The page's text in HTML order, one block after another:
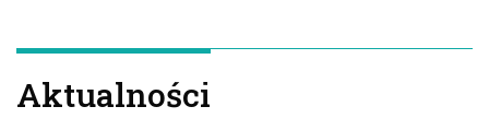
Aktualności